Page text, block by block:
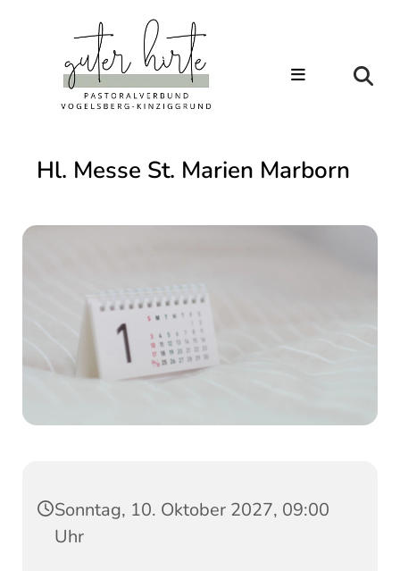
Hl. Messe St. Marien Marborn
Sonntag, 10. Oktober 2027, 09:00
Uhr